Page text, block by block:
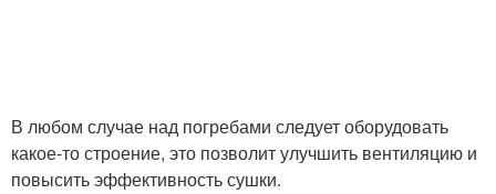
В любом случае над погребами следует оборудовать
какое-то строение, это позволит улучшить вентиляцию и
повысить эффективность сушки.